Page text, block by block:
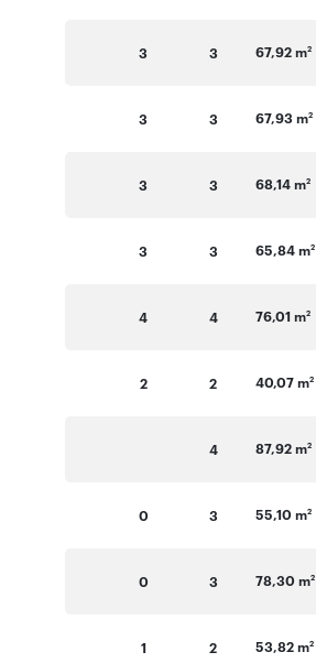
3 3 67,92 m2
3 3 67,93 m2
3 3 68,14 m2
3 3 65,84 m2
4 4 76,01 m2
2 2 40,07 m2
4 87,92 m2
0 3 55,10 m2
0 3 78,30 m2
1 2 53,82 m2